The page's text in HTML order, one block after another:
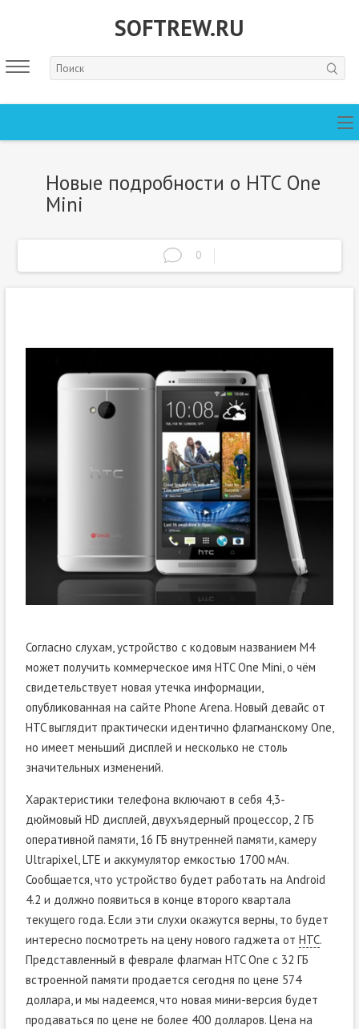
SOFTREW.RU
Новые подробности о HTC One
Mini
0
Согласно слухам, устройство с кодовым названием M4
может получить коммерческое имя HTC One Mini, о чём
свидетельствует новая утечка информации,
опубликованная на сайте Phone Arena. Новый девайс от
HTC выглядит практически идентично флагманскому One,
но имеет меньший дисплей и несколько не столь
значительных изменений.
Характеристики телефона включают в себя 4,3-
дюймовый HD дисплей, двухъядерный процессор, 2 ГБ
оперативной памяти, 16 ГБ внутренней памяти, камеру
Ultrapixel, LTE и аккумулятор емкостью 1700 мАч.
Сообщается, что устройство будет работать на Android
4.2 и должно появиться в конце второго квартала
текущего года. Если эти слухи окажутся верны, то будет
интересно посмотреть на цену нового гаджета от HTC.
Представленный в феврале флагман HTC One с 32 ГБ
встроенной памяти продается сегодня по цене 574
доллара, и мы надеемся, что новая мини-версия будет
продаваться по цене не более 400 долларов. Цена на